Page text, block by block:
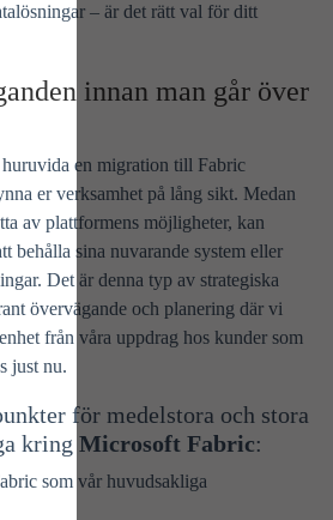
– är det rätt val för ditt
innan man går över
en migration till Fabric
er verksamhet på lång sikt. Medan
av plattformens möjligheter, kan
behålla sina nuvarande system eller
Det är denna typ av strategiska
övervägande och planering där vi
från våra uppdrag hos kunder som
just nu.
för medelstora och stora
kring Microsoft Fabric:
som vår huvudsakliga